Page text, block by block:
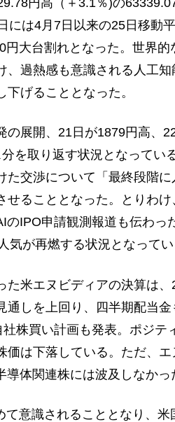
円高（＋3.1％)の
には4月7日以来の25日移動
大台割れとなった。世界的
、過熱感も意識される人工
げることとなった。
展開、21日が1879円高、
を取り返す状況となってい
た交渉について「最終段階
せることとなった。とりわ
のIPO申請観測報道も伝わっ
が再燃する状況となってい
米エヌビディアの決算は、
通しを上回り、四半期配当
株買い計画も発表。ポジテ
価は下落している。ただ、
体関連株には波及しなかっ
意識されることとなり、米